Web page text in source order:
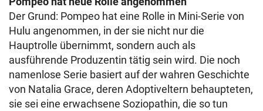
Der Grund: Pompeo hat eine Rolle in Mini-Serie von
Hulu angenommen, in der sie nicht nur die
Hauptrolle übernimmt, sondern auch als
ausführende Produzentin tätig sein wird. Die noch
namenlose Serie basiert auf der wahren Geschichte
von Natalia Grace, deren Adoptiveltern behaupteten,
sie sei eine erwachsene Soziopathin, die so tun